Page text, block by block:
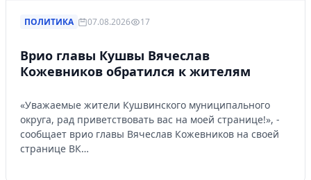
ПОЛИТИКА 07.08.2026 17
Врио главы Кушвы Вячеслав
Кожевников обратился к жителям
«Уважаемые жители Кушвинского муниципального
округа, рад приветствовать вас на моей странице!», -
сообщает врио главы Вячеслав Кожевников на своей
странице ВК…